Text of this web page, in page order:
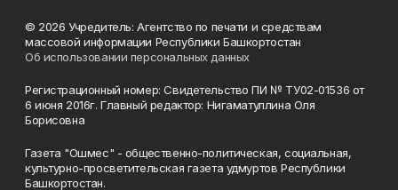
© 2026 Учредитель: Агентство по печати и средствам
массовой информации Республики Башкортостан
Об использовании персональных данных
Регистрационный номер: Свидетельство ПИ № ТУ02-01536 от
6 июня 2016г. Главный редактор: Нигаматуллина Оля
Борисовна
Газета "Ошмес" - общественно-политическая, социальная,
культурно-просветительская газета удмуртов Республики
Башкортостан.